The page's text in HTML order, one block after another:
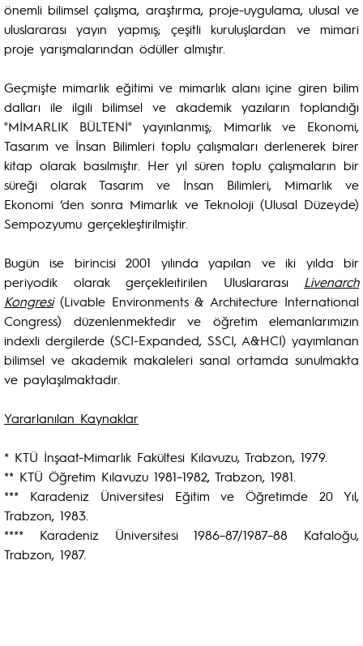
önemli bilimsel çalışma, araştırma, proje-uygulama, ulusal ve
uluslararası yayın yapmış; çeşitli kuruluşlardan ve mimari
proje yarışmalarından ödüller almıştır.
Geçmişte mimarlık eğitimi ve mimarlık alanı içine giren bilim
dalları ile ilgili bilimsel ve akademik yazıların toplandığı
"MİMARLIK BÜLTENİ" yayınlanmış; Mimarlık ve Ekonomi,
Tasarım ve İnsan Bilimleri toplu çalışmaları derlenerek birer
kitap olarak basılmıştır. Her yıl süren toplu çalışmaların bir
süreği olarak Tasarım ve İnsan Bilimleri, Mimarlık ve
Ekonomi ‘den sonra Mimarlık ve Teknoloji (Ulusal Düzeyde)
Sempozyumu gerçekleştirilmiştir.
Bugün ise birincisi 2001 yılında yapılan ve iki yılda bir
periyodik olarak gerçekleıtirilen Uluslararası
Livenarch
Kongresi (Livable Environments & Architecture International
Congress) düzenlenmektedir ve öğretim elemanlarımızın
indexli dergilerde (SCI-Expanded, SSCI, A&HCI) yayımlanan
bilimsel ve akademik makaleleri sanal ortamda sunulmakta
ve paylaşılmaktadır.
Yararlanılan Kaynaklar
* KTÜ İnşaat-Mimarlık Fakültesi Kılavuzu, Trabzon, 1979.
** KTÜ Öğretim Kılavuzu 1981–1982, Trabzon, 1981.
*** Karadeniz Üniversitesi Eğitim ve Öğretimde 20 Yıl,
Trabzon, 1983.
**** Karadeniz Üniversitesi 1986–87/1987–88 Kataloğu,
Trabzon, 1987.